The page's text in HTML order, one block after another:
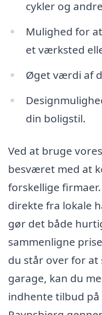
cykler og
Mulighed for
et værksted
Øget værdi af
din boligstil.
Ved at bruge
besværet med at
forskellige
direkte fra lokale
gør det både
sammenligne
du står over for at
garage, kan du
indhente tilbud